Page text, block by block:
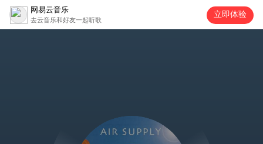
网易云音乐
去云音乐和好友一起听歌
立即体验